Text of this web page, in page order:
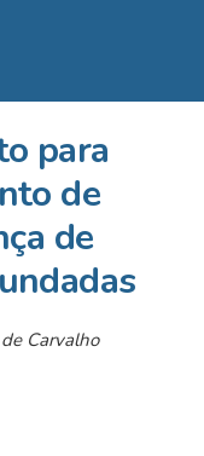
para
de
de
Carvalho